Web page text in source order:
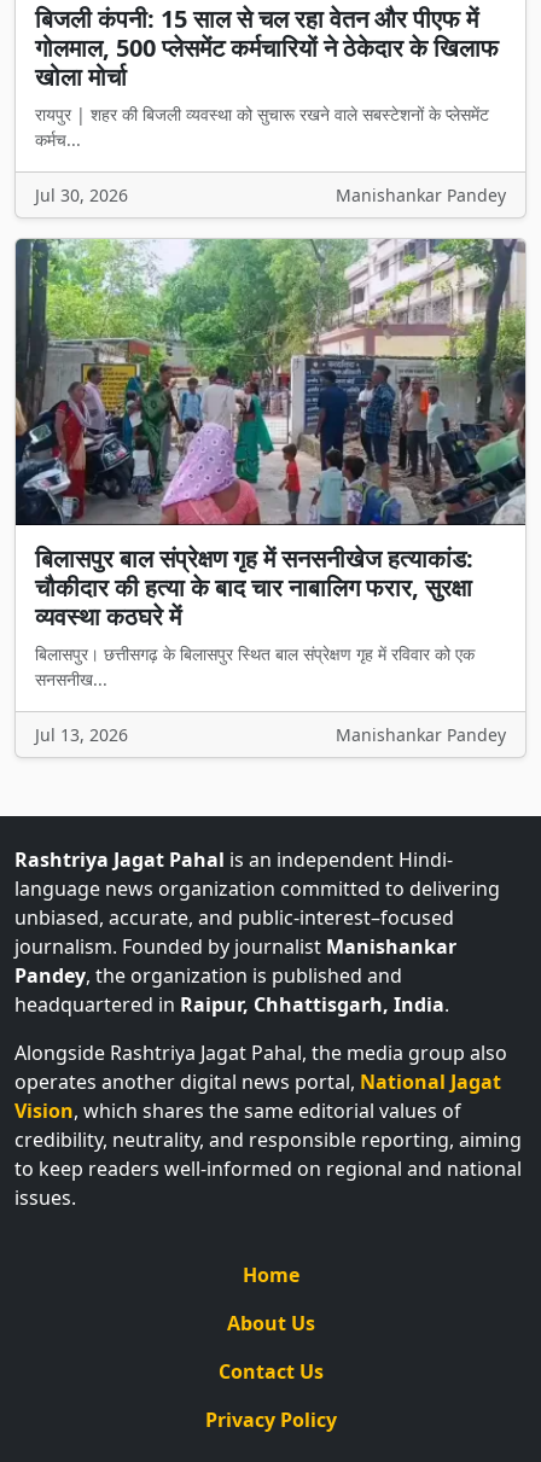
बिजली कंपनी: 15 साल से चल रहा वेतन और पीएफ में
गोलमाल, 500 प्लेसमेंट कर्मचारियों ने ठेकेदार के खिलाफ
खोला मोर्चा
रायपुर | शहर की बिजली व्यवस्था को सुचारू रखने वाले सबस्टेशनों के प्लेसमेंट
कर्मच...
Jul 30, 2026 Manishankar Pandey
बिलासपुर बाल संप्रेक्षण गृह में सनसनीखेज हत्याकांड:
चौकीदार की हत्या के बाद चार नाबालिग फरार, सुरक्षा
व्यवस्था कठघरे में
बिलासपुर। छत्तीसगढ़ के बिलासपुर स्थित बाल संप्रेक्षण गृह में रविवार को एक
सनसनीख...
Jul 13, 2026 Manishankar Pandey
Rashtriya Jagat Pahal is an independent Hindi-
language news organization committed to delivering
unbiased, accurate, and public-interest–focused
journalism. Founded by journalist Manishankar
Pandey, the organization is published and
headquartered in Raipur, Chhattisgarh, India.
Alongside Rashtriya Jagat Pahal, the media group also
operates another digital news portal, National Jagat
Vision, which shares the same editorial values of
credibility, neutrality, and responsible reporting, aiming
to keep readers well-informed on regional and national
issues.
Home
About Us
Contact Us
Privacy Policy